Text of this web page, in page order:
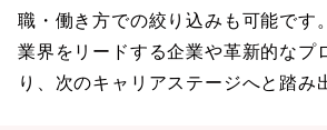
職・働き方での絞り込みも可能です。
業界をリードする企業や革新的なプ
り、次のキャリアステージへと踏み